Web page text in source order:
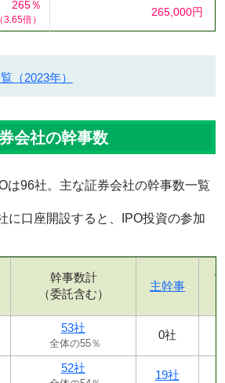
265％
（3.65倍）
265,000円
（2023年）
会社の幹事数
は96社。主な証券会社の幹事数一覧
に口座開設すると、IPO投資の参加
幹事数計
（委託含む）
主幹事
53社
全体の55％
0社
52社
19社